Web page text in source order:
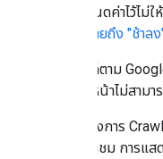
การกำหนดค่าไว้ไ
500 หมายถึง "ช้าล
อย่างไรก็ตาม
เว็บบางหน้าไม่สาม
ในระหว่างการ
ที่คุณเข้าชม การแ